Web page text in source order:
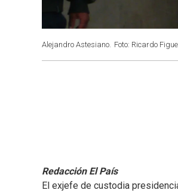
Alejandro Astesiano. Foto: Ricardo
Redacción El País
El exjefe de custodia